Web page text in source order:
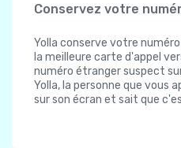
Conservez votre
Yolla conserve votre
la meilleure carte d'appel
numéro étranger suspect
Yolla, la personne que vous
sur son écran et sait que